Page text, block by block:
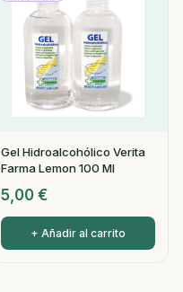
Gel Hidroalcohólico Verita
Farma Lemon 100 Ml
5,00 €
+ Añadir al carrito